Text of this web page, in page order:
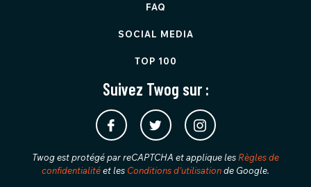
FAQ
SOCIAL MEDIA
TOP 100
Suivez Twog sur :
Twog est protégé par reCAPTCHA et applique les Règles de
confidentialitéet les Conditions d'utilisationde Google.